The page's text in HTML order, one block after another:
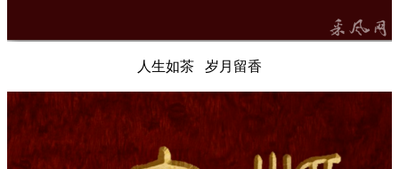
人生如茶 岁月留香